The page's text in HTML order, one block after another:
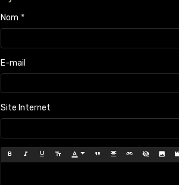
Nom
E-mail
Site Internet